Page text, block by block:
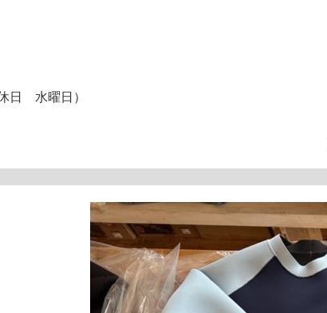
日 水曜日）